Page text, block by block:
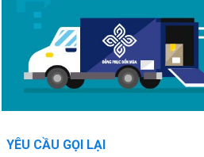
YÊU CẦU GỌI LẠI